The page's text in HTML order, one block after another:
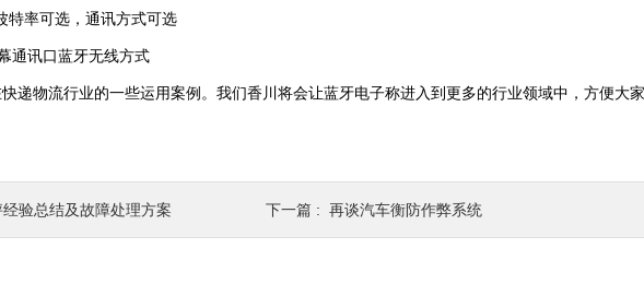
特率可选，通讯方式可选
通讯口蓝牙无线方式
递物流行业的一些运用案例。我们香川将会让蓝牙电子称进入到更多的行业领域中，方便大
验总结及故障处理方案 下一篇 : 再谈汽车衡防作弊系统